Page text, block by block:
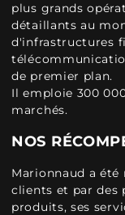
plus grands
détaillants au
d'infrastructures
de premier plan.
Il emploie 300
marchés.
NOS
Marionnaud a été
clients et par des
produits, ses